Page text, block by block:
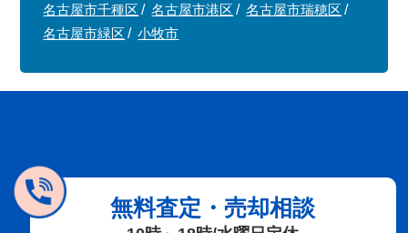
名古屋市千種区 名古屋市港区
名古屋市瑞穂区
名古屋市緑区
小牧市
無料査定・売却相談